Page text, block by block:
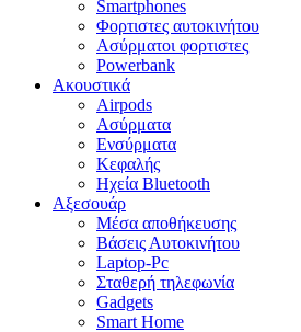
Smartphones
Φορτιστες αυτοκινήτου
Ασύρματοι φορτιστες
Powerbank
Ακουστικά
Airpods
Ασύρματα
Ενσύρματα
Κεφαλής
Ηχεία Bluetooth
Αξεσουάρ
Μέσα αποθήκευσης
Βάσεις Αυτοκινήτου
Laptop-Pc
Σταθερή τηλεφωνία
Gadgets
Smart Home